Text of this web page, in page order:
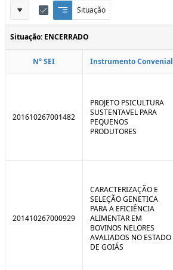
Definições
do
Relatório
Situação
Q
u
e
b
E
d
i
t
Situação: ENCERRADO
N° SEI Instrumento Convenial
201610267001482
PROJETO PSICULTURA
SUSTENTAVEL PARA
PEQUENOS
PRODUTORES
201410267000929
CARACTERIZAÇÃO E
SELEÇÃO GENETICA
PARA A EFICIÊNCIA
ALIMENTAR EM
BOVINOS NELORES
AVALIADOS NO ESTADO
DE GOIÁS